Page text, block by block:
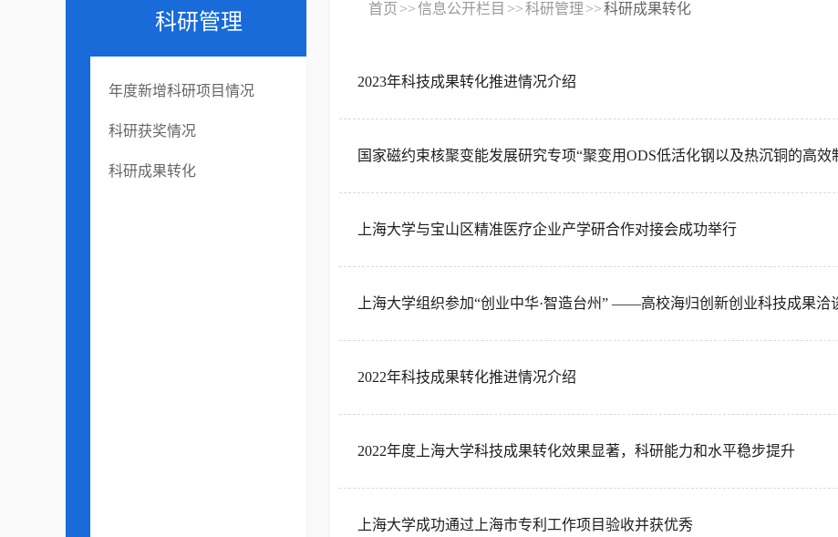
科研管理
年度新增科研项目情况
科研获奖情况
科研成果转化
首页 >>信息公开栏目 >>科研管理 >>科研成果转化
2023年科技成果转化推进情况介绍
上海大学与宝山区精准医疗企业产学研合作对接会成功举行
上海大学组织参加“创业中华·智造台州” ——高校海归创新创业科技成果洽
2022年科技成果转化推进情况介绍
2022年度上海大学科技成果转化效果显著，科研能力和水平稳步提升
上海大学成功通过上海市专利工作项目验收并获优秀